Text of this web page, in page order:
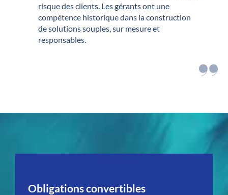
risque des clients. Les gérants ont une
compétence historique dans la construction
de solutions souples, sur mesure et
responsables.
Obligations convertibles